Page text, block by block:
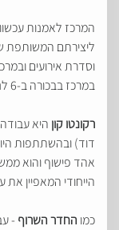
המרכז לאמנות
ליצירתם המשותפת
וסדרת אירועים
במרכז בבכורה ב-6
רקונטו קון היא
דוד)ובהשתתפות
אהד פישוף והוא
הייחודי המאפיין
כמו החדר השרוף -